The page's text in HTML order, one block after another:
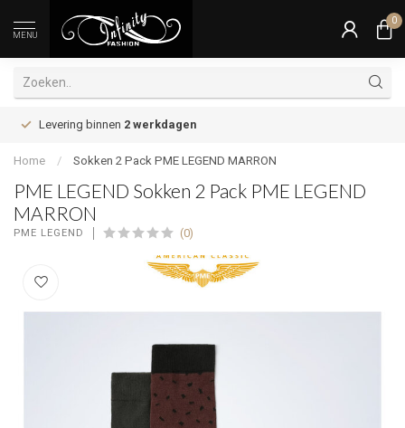
MENU
0
Levering binnen 2 werkdagen
Home / Sokken 2 Pack PME LEGEND MARRON
PME LEGEND Sokken 2 Pack PME LEGEND
MARRON
PME LEGEND (0)